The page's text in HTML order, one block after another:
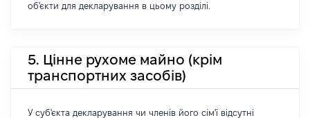
об'єкти для декларування в цьому розділі.
5. Цінне рухоме майно (крім
транспортних засобів)
У суб'єкта декларування чи членів його сім'ї відсутні